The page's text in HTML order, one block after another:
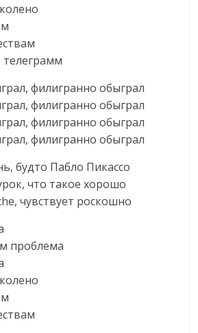
телеграмм
филигранно обыграл
филигранно обыграл
филигранно обыграл
филигранно обыграл
будто Пабло Пикассо
что такое хорошо
чувствует роскошно
проблема